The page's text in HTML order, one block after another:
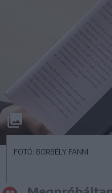
FOTÓ: BORBÉLY FANNI